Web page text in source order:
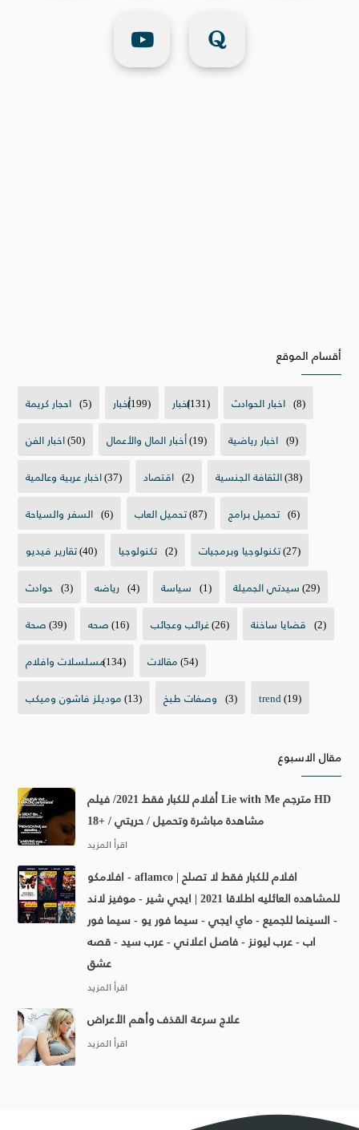
أقسام الموقع
احجار كريمة (5) أخبار(199) اخبار(131) اخبار الحوادث (8)
اخبار الفن(50) أخبار المال والأعمال(19) اخبار رياضية (9)
اخبار عربية وعالمية(37) اقتصاد (2) الثقافة الجنسية(38)
السفر والسياحة (6) تحميل العاب(87) تحميل برامج (6)
تقارير فيديو(40) تكنولوجيا (2) تكنولوجيا وبرمجيات(27)
حوادث (3) رياضه (4) سياسة (1) سيدتي الجميلة(29)
صحة(39) صحه(16) غرائب وعجائب(26) قضايا ساخنة (2)
مسلسلات وافلام(134) مقالات(54)
موديلز فاشون وميكب(13) وصفات طبخ (3) trend(19)
مقال الاسبوع
أفلام للكبار فقط 2021/ فيلم Lie with Me مترجم HD
مشاهدة مباشرة وتحميل / حريتي / +18
افلامكو - aflamco | افلام للكبار فقط لا تصلح
للمشاهده العائليه اطلاقا 2021 | ايجي شير - موفيز لاند
- السينما للجميع - ماي ايجي - سيما فور يو - سيما فور
اب - عرب ليونز - فاصل اعلاني - عرب سيد - قصه
عشق
علاج سرعة القذف وأهم الأعراض